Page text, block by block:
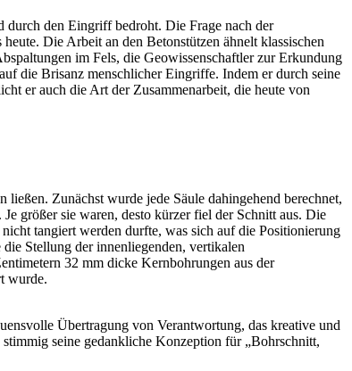
durch den Eingriff bedroht. Die Frage nach der
Die Arbeit an den Betonstützen ähnelt klassischen
im Fels, die Geowissenschaftler zur Erkundung
die Brisanz menschlicher Eingriffe. Indem er durch seine
er auch die Art der Zusammenarbeit, die heute von
Zunächst wurde jede Säule dahingehend berechnet,
größer sie waren, desto kürzer fiel der Schnitt aus. Die
tangiert werden durfte, was sich auf die Positionierung
Stellung der innenliegenden, vertikalen
32 mm dicke Kernbohrungen aus der
wurde.
Übertragung von Verantwortung, das kreative und
seine gedankliche Konzeption für „Bohrschnitt,